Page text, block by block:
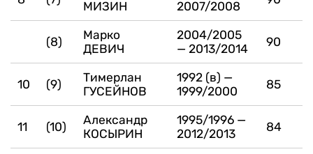
МИЗИН
2007/2008
(8)
Марко
ДЕВИЧ
2004/2005
— 2013/2014
90
10 (9)
Тимерлан
ГУСЕЙНОВ
1992 (в) —
1999/2000
85
11 (10)
Александр
КОСЫРИН
1995/1996 —
2012/2013
84